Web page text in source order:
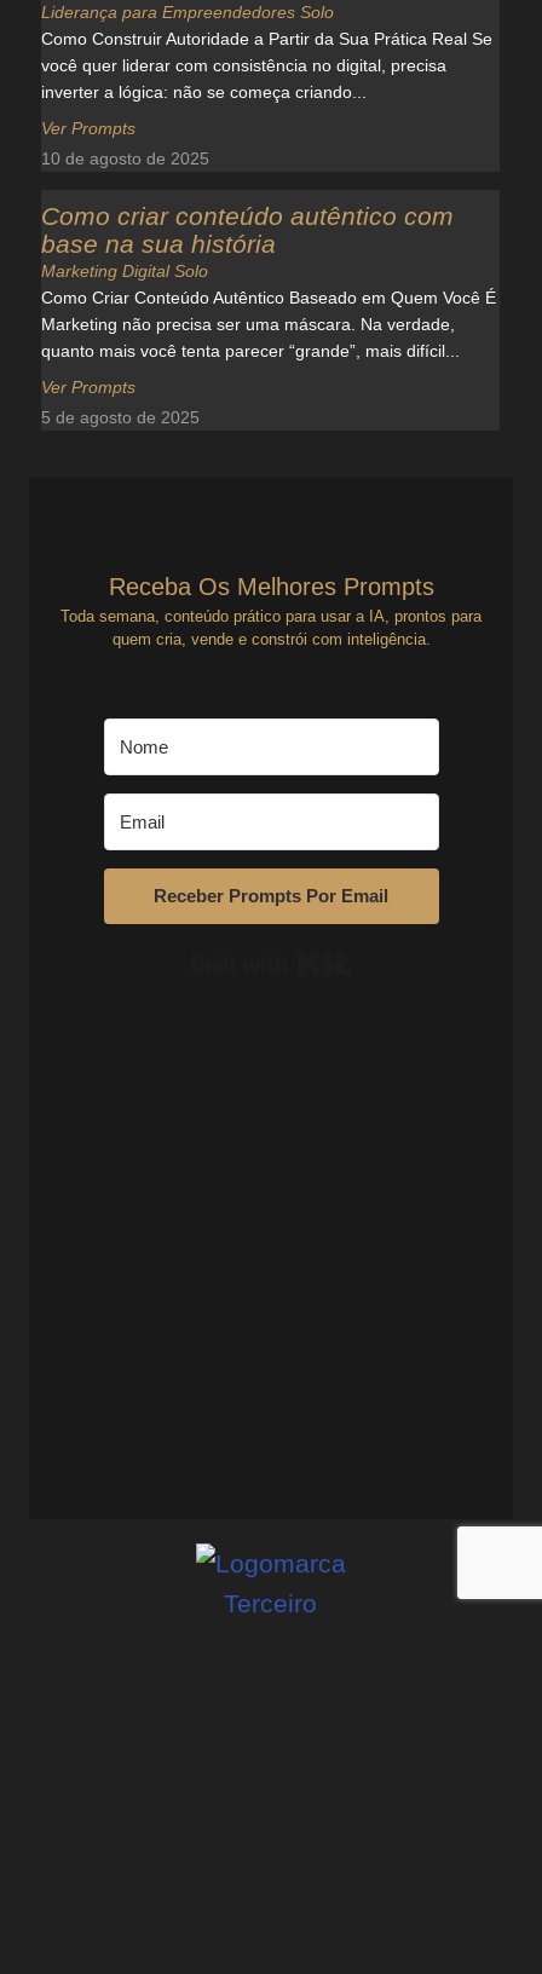
Liderança para Empreendedores Solo
Como Construir Autoridade a Partir da Sua Prática Real Se
você quer liderar com consistência no digital, precisa
inverter a lógica: não se começa criando...
Ver Prompts
10 de agosto de 2025
Como criar conteúdo autêntico com
base na sua história
Marketing Digital Solo
Como Criar Conteúdo Autêntico Baseado em Quem Você É
Marketing não precisa ser uma máscara. Na verdade,
quanto mais você tenta parecer “grande”, mais difícil...
Ver Prompts
5 de agosto de 2025
Receba Os Melhores Prompts
Toda semana, conteúdo prático para usar a IA, prontos para
quem cria, vende e constrói com inteligência.
Receber Prompts Por Email